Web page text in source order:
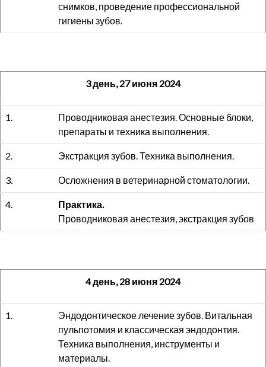
снимков, проведение профессиональной
гигиены зубов.
3 день, 27 июня 2024
1.
Проводниковая анестезия. Основные блоки,
препараты и техника выполнения.
2. Экстракция зубов. Техника выполнения.
3. Осложнения в ветеринарной стоматологии.
4.
Практика.
Проводниковая анестезия, экстракция зубов
4 день, 28 июня 2024
1.
Эндодонтическое лечение зубов. Витальная
пульпотомия и классическая эндодонтия.
Техника выполнения, инструменты и
материалы.